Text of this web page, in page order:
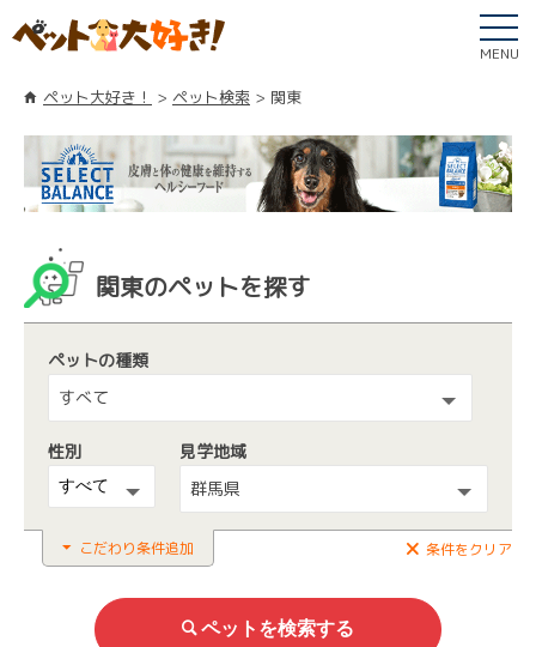
MENU
ペット大好き！ ペット検索 関東
関東のペットを探す
ペットの種類
すべて
性別
見学地域
群馬県
こだわり条件追加 条件をクリア